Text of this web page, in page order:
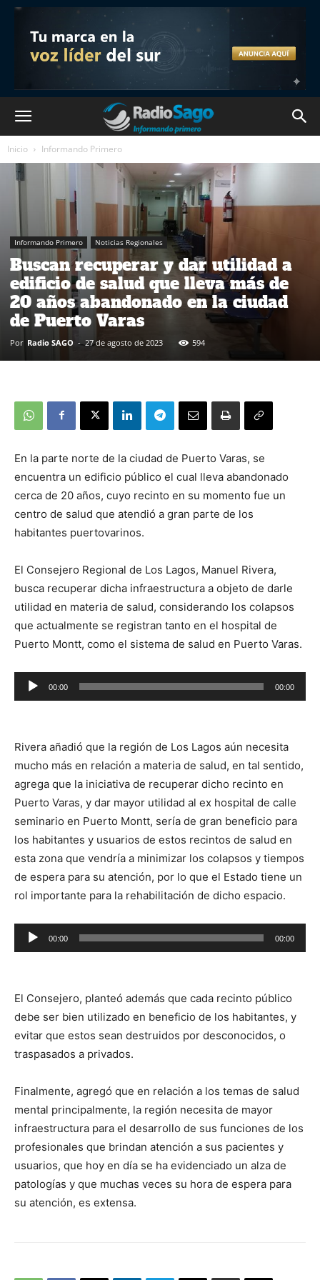
Inicio Informando Primero
Informando Primero Noticias Regionales
Buscan recuperar y dar utilidad a
edificio de salud que lleva más de
20 años abandonado en la ciudad
de Puerto Varas
Por Radio SAGO - 27 de agosto de 2023 594
En la parte norte de la ciudad de Puerto Varas, se
encuentra un edificio público el cual lleva abandonado
cerca de 20 años, cuyo recinto en su momento fue un
centro de salud que atendió a gran parte de los
habitantes puertovarinos.
El Consejero Regional de Los Lagos, Manuel Rivera,
busca recuperar dicha infraestructura a objeto de darle
utilidad en materia de salud, considerando los colapsos
que actualmente se registran tanto en el hospital de
Puerto Montt, como el sistema de salud en Puerto Varas.
Reproductor
de
00:00 00:00
Rivera añadió que la región de Los Lagos aún necesita
mucho más en relación a materia de salud, en tal sentido,
agrega que la iniciativa de recuperar dicho recinto en
Puerto Varas, y dar mayor utilidad al ex hospital de calle
seminario en Puerto Montt, sería de gran beneficio para
los habitantes y usuarios de estos recintos de salud en
esta zona que vendría a minimizar los colapsos y tiempos
de espera para su atención, por lo que el Estado tiene un
rol importante para la rehabilitación de dicho espacio.
Reproductor
de
00:00 00:00
El Consejero, planteó además que cada recinto público
debe ser bien utilizado en beneficio de los habitantes, y
evitar que estos sean destruidos por desconocidos, o
traspasados a privados.
Finalmente, agregó que en relación a los temas de salud
mental principalmente, la región necesita de mayor
infraestructura para el desarrollo de sus funciones de los
profesionales que brindan atención a sus pacientes y
usuarios, que hoy en día se ha evidenciado un alza de
patologías y que muchas veces su hora de espera para
su atención, es extensa.